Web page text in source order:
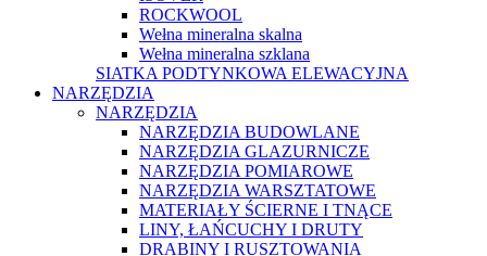
ROCKWOOL
Wełna mineralna skalna
Wełna mineralna szklana
SIATKA PODTYNKOWA ELEWACYJNA
NARZĘDZIA
NARZĘDZIA
NARZĘDZIA BUDOWLANE
NARZĘDZIA GLAZURNICZE
NARZĘDZIA POMIAROWE
NARZĘDZIA WARSZTATOWE
MATERIAŁY ŚCIERNE I TNĄCE
LINY, ŁAŃCUCHY I DRUTY
DRABINY I RUSZTOWANIA